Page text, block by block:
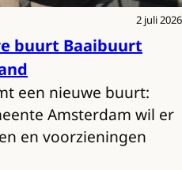
2 juli 2026
buurt Baaibuurt
een nieuwe buurt:
Amsterdam wil er
en voorzieningen